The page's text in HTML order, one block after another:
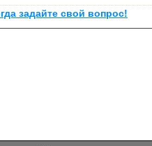
задайте свой вопрос!